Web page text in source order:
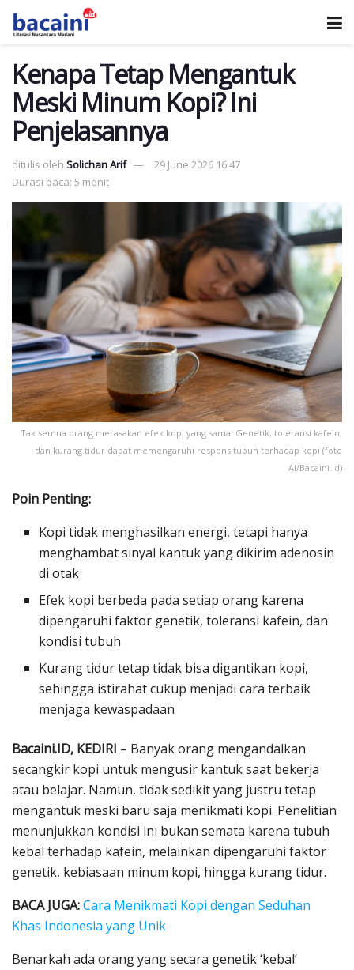
Kenapa Tetap Mengantuk
Meski Minum Kopi? Ini
Penjelasannya
ditulis oleh Solichan Arif
29 June 2026 16:47
Durasi baca: 5 menit
Tak semua orang merasakan efek kopi yang sama. Genetik, toleransi kafein,
dan kurang tidur dapat memengaruhi respons tubuh terhadap kopi (foto
AI/Bacaini.id)
Poin Penting:
Kopi tidak menghasilkan energi, tetapi hanya
menghambat sinyal kantuk yang dikirim adenosin
di otak
Efek kopi berbeda pada setiap orang karena
dipengaruhi faktor genetik, toleransi kafein, dan
kondisi tubuh
Kurang tidur tetap tidak bisa digantikan kopi,
sehingga istirahat cukup menjadi cara terbaik
menjaga kewaspadaan
Bacaini.ID, KEDIRI – Banyak orang mengandalkan
secangkir kopi untuk mengusir kantuk saat bekerja
atau belajar. Namun, tidak sedikit yang justru tetap
mengantuk meski baru saja menikmati kopi. Penelitian
menunjukkan kondisi ini bukan semata karena tubuh
kebal terhadap kafein, melainkan dipengaruhi faktor
genetik, kebiasaan minum kopi, hingga kurang tidur.
BACA JUGA:Cara Menikmati Kopi dengan Seduhan
Khas Indonesia yang Unik
Benarkah ada orang yang secara genetik ‘kebal’